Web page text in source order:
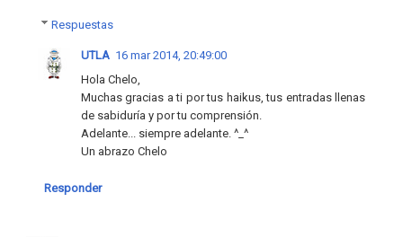
Respuestas
UTLA 16 mar 2014, 20:49:00
Hola Chelo,
Muchas gracias a ti por tus haikus, tus entradas llenas
de sabiduría y por tu comprensión.
Adelante... siempre adelante. ^_^
Un abrazo Chelo
Responder